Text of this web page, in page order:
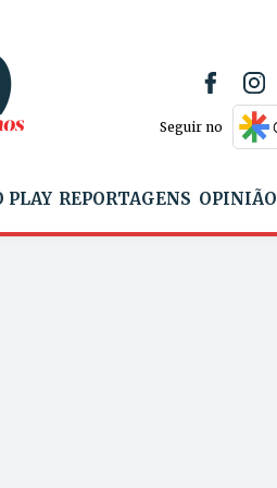
Seguir no
PLAY REPORTAGENS OPINIÃO